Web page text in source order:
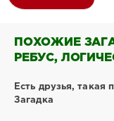
ПОХОЖИЕ
РЕБУС,
Есть друзья, такая
Загадка